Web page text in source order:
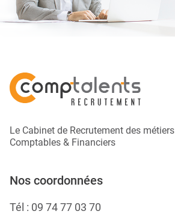
Le Cabinet de Recrutement des métiers
Comptables & Financiers
Nos coordonnées
Tél : 09 74 77 03 70